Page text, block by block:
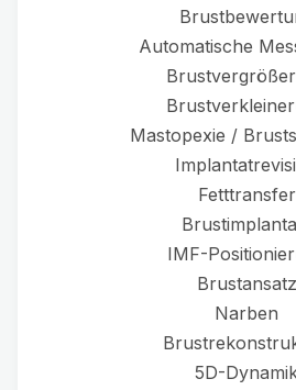
Automatische
Mastopexie /
Fetttransfer
IMF-
Brustansatz
Narben
5D-